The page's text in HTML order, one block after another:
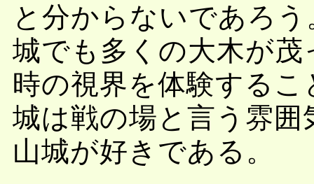
と分からないであろ
城でも多くの大木が
時の視界を体験する
城は戦の場と言う雰
山城が好きである。